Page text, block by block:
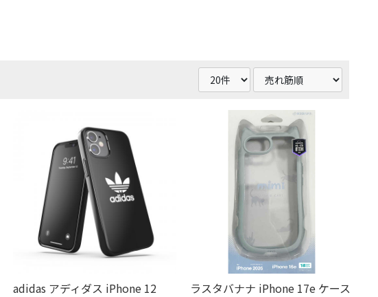
adidas アディダス iPhone 12
ラスタバナナ iPhone 17e ケース